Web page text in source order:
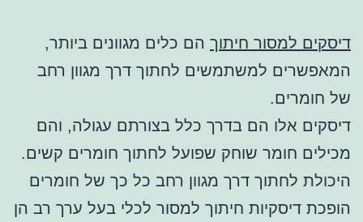
דיסקים למסור חיתוך הם כלים מגוונים ביותר,
המאפשרים למשתמשים לחתוך דרך מגוון רחב
של חומרים.
דיסקים אלו הם בדרך כלל בצורתם עגולה, והם
מכילים חומר שוחק שפועל לחתוך חומרים קשים.
היכולת לחתוך דרך מגוון רחב כל כך של חומרים
הופכת דיסקיות חיתוך למסור לכלי בעל ערך רב הן